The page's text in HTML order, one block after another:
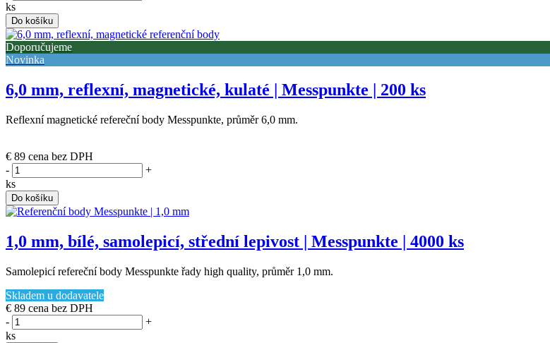
ks
Do košíku
Doporučujeme
Novinka
6,0 mm, reflexní, magnetické, kulaté | Messpunkte | 200 ks
Reflexní magnetické refereční body Messpunkte, průměr 6,0 mm.
€ 89 cena bez DPH
-
+
ks
Do košíku
1,0 mm, bílé, samolepicí, střední lepivost | Messpunkte | 4000 ks
Samolepicí refereční body Messpunkte řady high quality, průměr 1,0 mm.
Skladem u dodavatele
€ 89 cena bez DPH
-
+
ks